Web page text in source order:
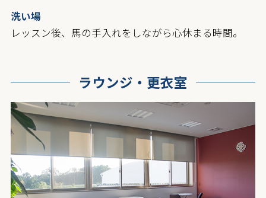
洗い場
レッスン後、馬の手入れをしながら心休まる時間。
ラウンジ・更衣室